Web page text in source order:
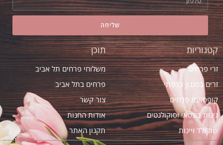
שליחה
קטגוריות
זרי פרחים
זרים בסגנון צרפתי
קופסאות פרחים
גינות בונסאי וסוקולנטים
שוקולד ויינות
תוכן
משלוחי פרחים תל אביב
פרחים בתל אביב
צור קשר
אודות החנות
תקנון האתר